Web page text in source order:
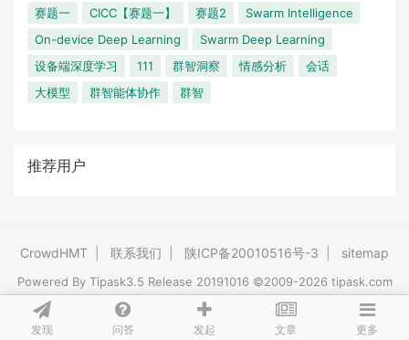
发现 问答 发起 文章 更多
赛题一
CICC【赛题一】 赛题2
Swarm Intelligence
On-device Deep Learning
Swarm Deep Learning
设备端深度学习
111 群智洞察 情感分析
会话
大模型
群智能体协作 群智
推荐用户
CrowdHMT 联系我们 陕ICP备20010516号-3 sitemap
Powered By Tipask3.5 Release 20191016 ©2009-2026 tipask.com